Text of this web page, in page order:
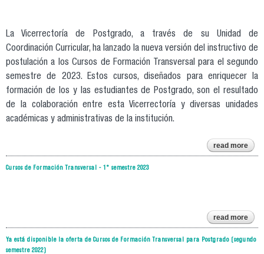
La Vicerrectoría de Postgrado, a través de su Unidad de
Coordinación Curricular, ha lanzado la nueva versión del instructivo de
postulación a los Cursos de Formación Transversal para el segundo
semestre de 2023. Estos cursos, diseñados para enriquecer la
formación de los y las estudiantes de Postgrado, son el resultado
de la colaboración entre esta Vicerrectoría y diversas unidades
académicas y administrativas de la institución.
read more
Cursos de Formación Transversal - 1° semestre 2023
read more
Ya está disponible la oferta de Cursos de Formación Transversal para Postgrado (segundo
semestre 2022)